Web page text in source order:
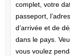
complet, votre
passeport,
d’arrivée et de
dans le pays.
vous voulez